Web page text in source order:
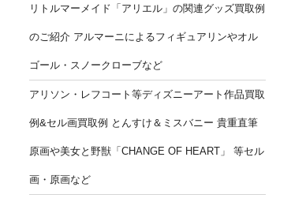
リトルマーメイド「アリエル」の関連グッズ買取例
のご紹介 アルマーニによるフィギュアリンやオル
ゴール・スノークローブなど
アリソン・レフコート等ディズニーアート作品買取
例&セル画買取例 とんすけ＆ミスバニー 貴重直筆
原画や美女と野獣「CHANGE OF HEART」 等セル
画・原画など